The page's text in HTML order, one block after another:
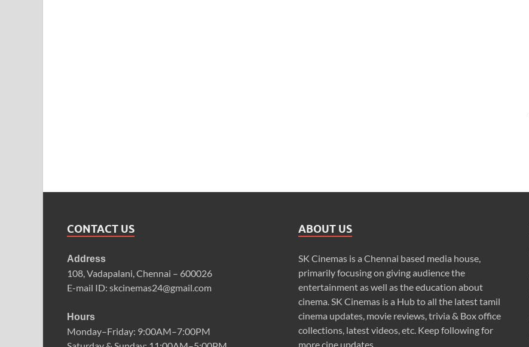
CONTACT US
Address
108, Vadapalani, Chennai – 600026
E-mail ID: skcinemas24@gmail.com
Hours
Monday–Friday: 9:00AM–7:00PM
ABOUT US
SK Cinemas is a Chennai based media house,
primarily focusing on giving audience the
entertainment as well as the education about
cinema. SK Cinemas is a Hub to all the latest tamil
cinema updates, movie reviews, trivia & Box office
collections, latest videos, etc. Keep following for
more cine updates.